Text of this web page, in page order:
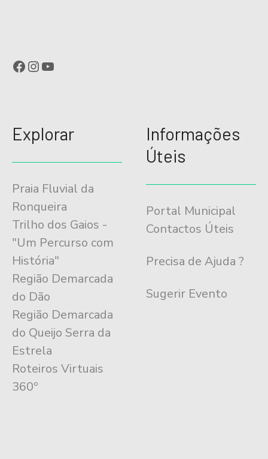
Facebook Instagram YouTube
Explorar
Praia Fluvial da
Ronqueira
Trilho dos Gaios -
"Um Percurso com
História"
Região Demarcada
do Dão
Região Demarcada
do Queijo Serra da
Estrela
Roteiros Virtuais
360º
Informações
Úteis
Portal Municipal
Contactos Úteis
Precisa de Ajuda ?
Sugerir Evento